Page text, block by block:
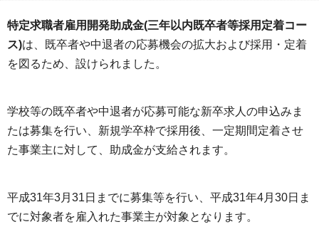
特定求職者雇用開発助成金(三年以内既卒者等採用定着コー
ス)は、既卒者や中退者の応募機会の拡大および採用・定着
を図るため、設けられました。
学校等の既卒者や中退者が応募可能な新卒求人の申込みま
たは募集を行い、新規学卒枠で採用後、一定期間定着させ
た事業主に対して、助成金が支給されます。
平成31年3月31日までに募集等を行い、平成31年4月30日ま
でに対象者を雇入れた事業主が対象となります。